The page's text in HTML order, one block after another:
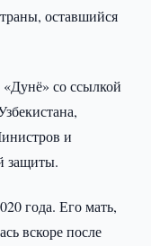
оставшийся
со ссылкой
и
защиты.
года. Его мать,
вскоре после